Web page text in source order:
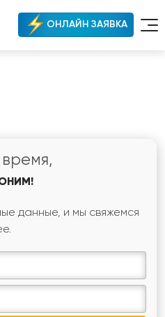
ОНЛАЙН ЗАЯВКА
данные, и мы свяжемся